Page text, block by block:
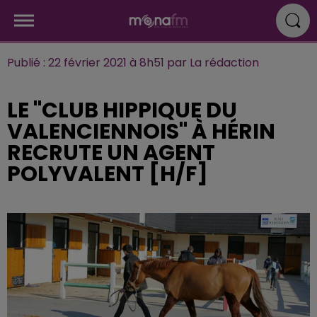
Publié : 22 février 2021 à 8h51 par La rédaction
LE "CLUB HIPPIQUE DU
VALENCIENNOIS" À HÉRIN
RECRUTE UN AGENT
POLYVALENT [H/F]